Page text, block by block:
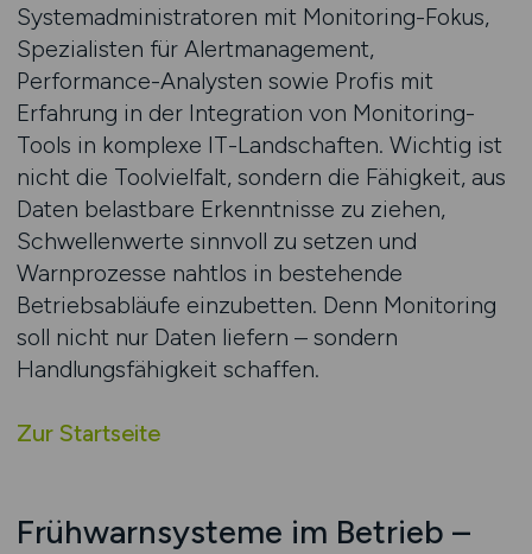
Systemadministratoren mit Monitoring-Fokus,
Spezialisten für Alertmanagement,
Performance-Analysten sowie Profis mit
Erfahrung in der Integration von Monitoring-
Tools in komplexe IT-Landschaften. Wichtig ist
nicht die Toolvielfalt, sondern die Fähigkeit, aus
Daten belastbare Erkenntnisse zu ziehen,
Schwellenwerte sinnvoll zu setzen und
Warnprozesse nahtlos in bestehende
Betriebsabläufe einzubetten. Denn Monitoring
soll nicht nur Daten liefern – sondern
Handlungsfähigkeit schaffen.
Zur Startseite
Frühwarnsysteme im Betrieb –